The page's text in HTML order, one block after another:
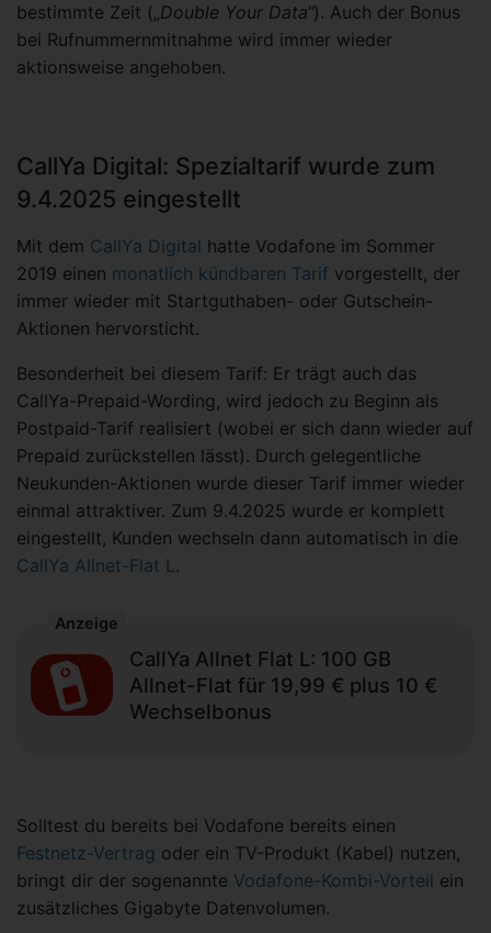
bestimmte Zeit („Double Your Data“). Auch der Bonus
bei Rufnummernmitnahme wird immer wieder
aktionsweise angehoben.
CallYa Digital: Spezialtarif wurde zum
9.4.2025 eingestellt
Mit dem CallYa Digital hatte Vodafone im Sommer
2019 einen monatlich kündbaren Tarif vorgestellt, der
immer wieder mit Startguthaben- oder Gutschein-
Aktionen hervorsticht.
Besonderheit bei diesem Tarif: Er trägt auch das
CallYa-Prepaid-Wording, wird jedoch zu Beginn als
Postpaid-Tarif realisiert (wobei er sich dann wieder auf
Prepaid zurückstellen lässt). Durch gelegentliche
Neukunden-Aktionen wurde dieser Tarif immer wieder
einmal attraktiver. Zum 9.4.2025 wurde er komplett
eingestellt, Kunden wechseln dann automatisch in die
CallYa Allnet-Flat L .
Anzeige
CallYa Allnet Flat L: 100 GB
Allnet-Flat für 19,99 € plus 10 €
Wechselbonus
Solltest du bereits bei Vodafone bereits einen
Festnetz-Vertrag oder ein TV-Produkt (Kabel) nutzen,
bringt dir der sogenannte Vodafone-Kombi-Vorteil ein
zusätzliches Gigabyte Datenvolumen.